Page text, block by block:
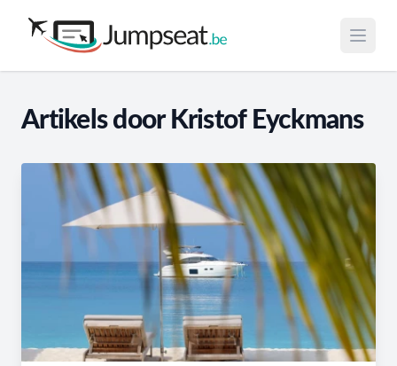
Open
Artikels door Kristof Eyckmans